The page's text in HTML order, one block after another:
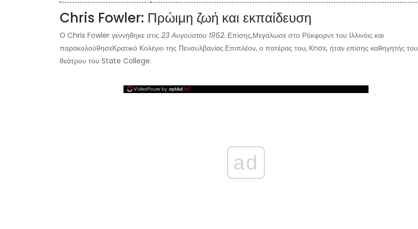
Chris Fowler: Πρώιμη ζωή και εκπαίδευση
Ο Chris Fowler γεννήθηκε στις 23 Αυγούστου 1962. Επίσης,Μεγάλωσε στο Ρόκφορντ του Ιλλινόις και
παρακολούθησεΚρατικό Κολέγιο της Πενσυλβανίας.Επιπλέον, ο πατέρας του, Knox, ήταν επίσης καθηγητής του
θεάτρου του State College.
ad